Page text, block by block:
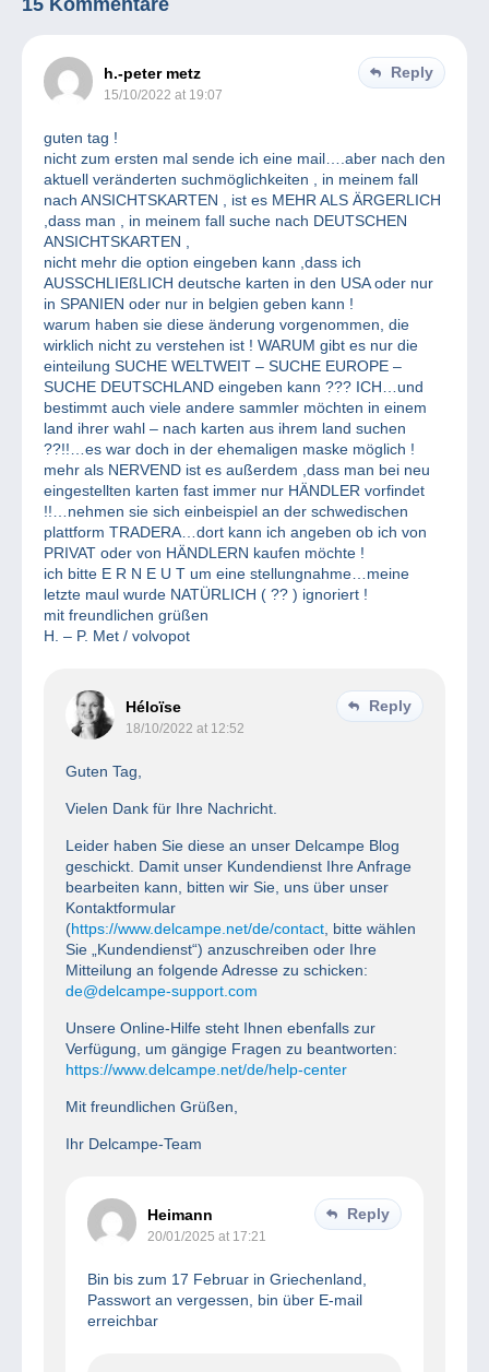
h.-peter metz
15/10/2022 at 19:07
Reply
guten tag !
nicht zum ersten mal sende ich eine mail….aber nach den
aktuell veränderten suchmöglichkeiten , in meinem fall
nach ANSICHTSKARTEN , ist es MEHR ALS ÄRGERLICH
,dass man , in meinem fall suche nach DEUTSCHEN
ANSICHTSKARTEN ,
nicht mehr die option eingeben kann ,dass ich
AUSSCHLIEßLICH deutsche karten in den USA oder nur
in SPANIEN oder nur in belgien geben kann !
warum haben sie diese änderung vorgenommen, die
wirklich nicht zu verstehen ist ! WARUM gibt es nur die
einteilung SUCHE WELTWEIT – SUCHE EUROPE –
SUCHE DEUTSCHLAND eingeben kann ??? ICH…und
bestimmt auch viele andere sammler möchten in einem
land ihrer wahl – nach karten aus ihrem land suchen
??!!…es war doch in der ehemaligen maske möglich !
mehr als NERVEND ist es außerdem ,dass man bei neu
eingestellten karten fast immer nur HÄNDLER vorfindet
!!…nehmen sie sich einbeispiel an der schwedischen
plattform TRADERA…dort kann ich angeben ob ich von
PRIVAT oder von HÄNDLERN kaufen möchte !
ich bitte E R N E U T um eine stellungnahme…meine
letzte maul wurde NATÜRLICH ( ?? ) ignoriert !
mit freundlichen grüßen
H. – P. Met / volvopot
Héloïse
18/10/2022 at 12:52
Reply
Guten Tag,
Vielen Dank für Ihre Nachricht.
Leider haben Sie diese an unser Delcampe Blog
geschickt. Damit unser Kundendienst Ihre Anfrage
bearbeiten kann, bitten wir Sie, uns über unser
Kontaktformular
(https://www.delcampe.net/de/contact , bitte wählen
Sie „Kundendienst“) anzuschreiben oder Ihre
Mitteilung an folgende Adresse zu schicken:
de@delcampe-support.com
Unsere Online-Hilfe steht Ihnen ebenfalls zur
Verfügung, um gängige Fragen zu beantworten:
https://www.delcampe.net/de/help-center
Mit freundlichen Grüßen,
Ihr Delcampe-Team
Heimann
20/01/2025 at 17:21
Reply
Bin bis zum 17 Februar in Griechenland,
Passwort an vergessen, bin über E-mail
erreichbar